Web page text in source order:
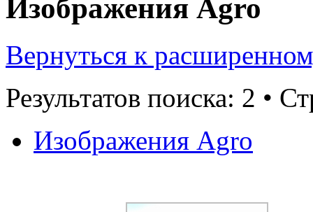
Изображения Agro
Вернуться к
Результатов поиска: 2 •
Изображения Agro